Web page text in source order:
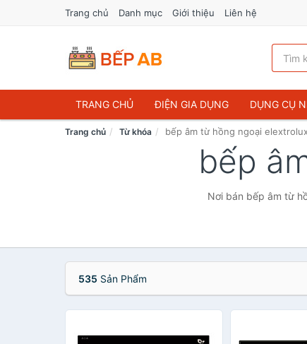
Trang chủ Danh mục Giới thiệu Liên hệ
TRANG CHỦ ĐIỆN GIA DỤNG DỤNG CỤ
Trang chủ Từ khóa bếp âm từ hồng ngoại elextrolux
bếp
Nơi bán bếp âm từ
535 Sản Phẩm